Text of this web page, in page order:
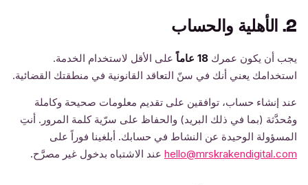
2. الأهلية والحساب
يجب أن يكون عمرك 18 عاماً
على الأقل لاستخدام الخدمة.
استخدامك يعني أنك في سنّ التعاقد القانونية في منطقتك القضائية.
عند إنشاء حساب، توافقين على تقديم معلومات صحيحة وكاملة
ومُحدَّثة (بما في ذلك البريد) والحفاظ على سرّية كلمة المرور. أنتِ
المسؤولة الوحيدة عن النشاط في حسابك. أبلغينا فوراً على
hello@mrskrakendigital.com عند الاشتباه بدخول غير مصرَّح.